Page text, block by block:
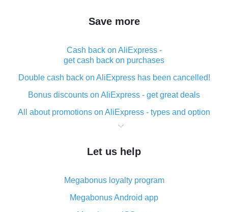
Save more
Cash back on AliExpress -
get cash back on purchases
Double cash back on AliExpress has been cancelled!
Bonus discounts on AliExpress - get great deals
All about promotions on AliExpress - types and option
What is cash back when making purchases on
The best place to download cash back for AliExpress
What is the AliExpress cash back plugin and what are
its advantages
Let us help
Megabonus loyalty program
Megabonus Android app